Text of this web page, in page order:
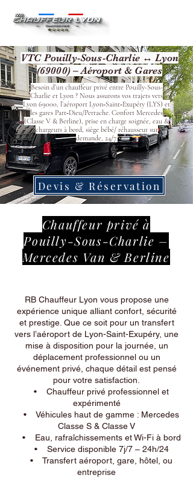
VTC Pouilly-Sous-Charlie ↔ Lyon
(69000) – Aéroport & Gares
Besoin d’un chauffeur privé entre Pouilly-Sous-
Charlie et Lyon ? Nous assurons vos trajets vers
Lyon 69000, l’aéroport Lyon‑Saint‑Exupéry (LYS) et
les gares Part‑Dieu/Perrache. Confort Mercedes
(Classe V & Berline), prise en charge soignée, eau &
chargeurs à bord, siège bébé/ réhausseur sur
demande, 24/7.
Devis & Réservation
Chauffeur privé à
Pouilly-Sous-Charlie –
Mercedes Van & Berline
RB Chauffeur Lyon vous propose une
expérience unique alliant confort, sécurité
et prestige. Que ce soit pour un transfert
vers l’aéroport de Lyon-Saint-Exupéry, une
mise à disposition pour la journée, un
déplacement professionnel ou un
événement privé, chaque détail est pensé
pour votre satisfaction.
• Chauffeur privé professionnel et
expérimenté
• Véhicules haut de gamme : Mercedes
Classe S & Classe V
• Eau, rafraîchissements et Wi-Fi à bord
• Service disponible 7j/7 – 24h/24
• Transfert aéroport, gare, hôtel, ou
entreprise